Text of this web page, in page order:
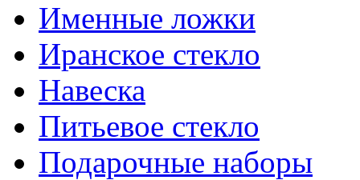
Именные ложки
Иранское стекло
Навеска
Питьевое стекло
Подарочные наборы